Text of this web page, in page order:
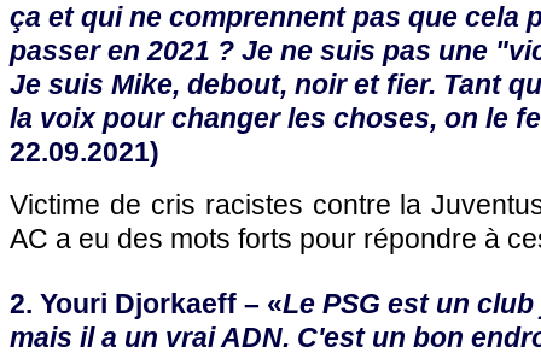
ça et qui ne comprennent pas que cela
passer en 2021 ? Je ne suis pas une
Je suis Mike, debout, noir et fier. Tant
la voix pour changer les choses, on le
22.09.2021)
Victime de cris racistes contre la
AC a eu des mots forts pour répondre à
2. Youri Djorkaeff – «Le PSG est un
mais il a un vrai ADN. C'est un bon